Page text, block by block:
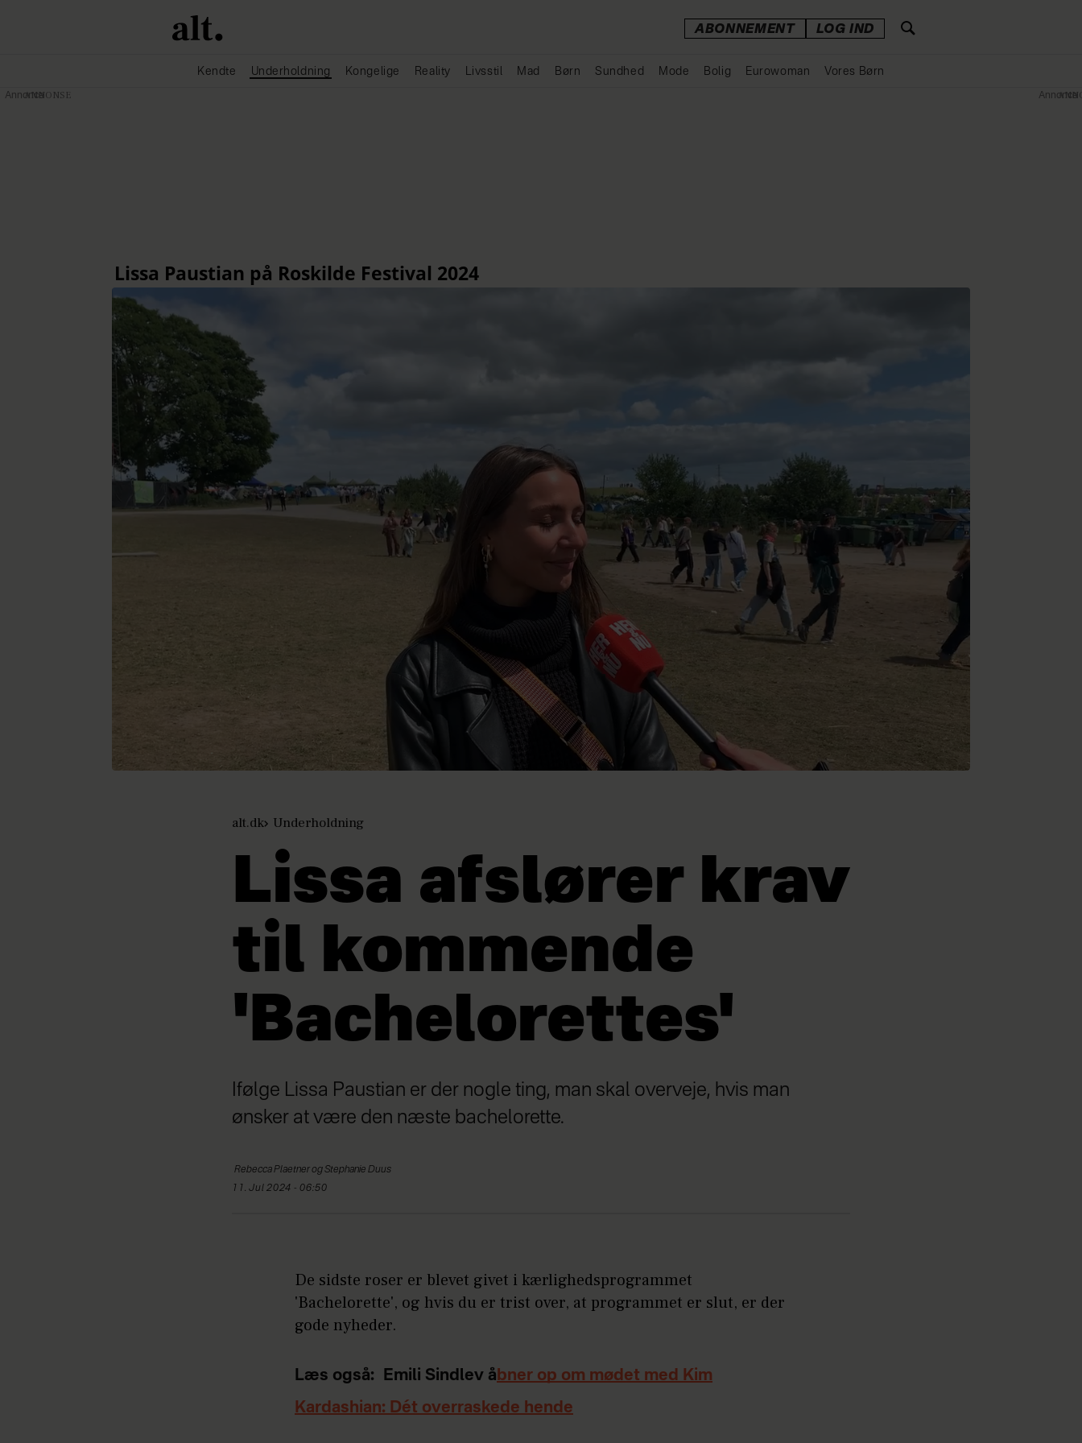
ABONNEMENT LOG IND
Kendte Underholdning Kongelige Reality Livsstil Mad Børn Sundhed Mode Bolig Eurowoman Vores Børn
alt.dk Underholdning
Lissa afslører krav
til kommende
'Bachelorettes'
Ifølge Lissa Paustian er der nogle ting, man skal overveje, hvis man
ønsker at være den næste bachelorette.
RebeccaPlaetner og Stephanie Duus
11. Jul 2024 - 06:50
De sidste roser er blevet givet i kærlighedsprogrammet
'Bachelorette', og hvis du er trist over, at programmet er slut, er der
gode nyheder.
Læs også: Emili Sindlev å bner op om mødet med Kim
Kardashian: Dét overraskede hende
Annonce Annonce